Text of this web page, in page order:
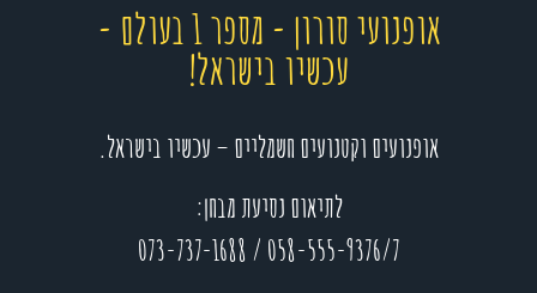
אופנועי סורון - מספר 1 בעולם -
עכשיו בישראל!
אופנועים וקטנועים חשמליים – עכשיו בישראל.
לתיאום נסיעת מבחן:
073-737-1688 / 058-555-9376/7